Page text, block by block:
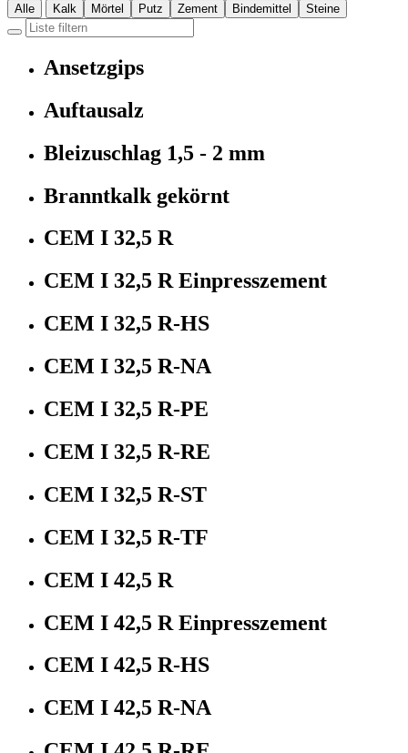
Alle Kalk Mörtel Putz Zement Bindemittel Steine
Ansetzgips
Auftausalz
Bleizuschlag 1,5 - 2 mm
Branntkalk gekörnt
CEM I 32,5 R
CEM I 32,5 R Einpresszement
CEM I 32,5 R-HS
CEM I 32,5 R-NA
CEM I 32,5 R-PE
CEM I 32,5 R-RE
CEM I 32,5 R-ST
CEM I 32,5 R-TF
CEM I 42,5 R
CEM I 42,5 R Einpresszement
CEM I 42,5 R-HS
CEM I 42,5 R-NA